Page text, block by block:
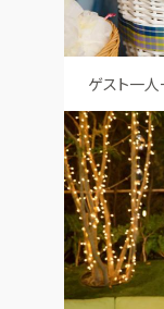
ゲスト一